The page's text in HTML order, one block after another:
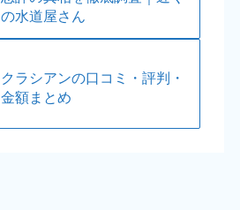
の水道屋さん
クラシアンの口コミ・評判・
金額まとめ